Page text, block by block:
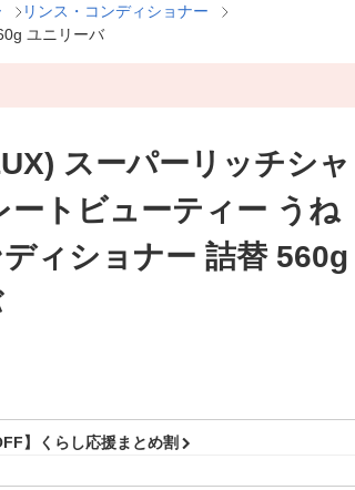
リンス・コンディショナー
ユニリーバ
スーパーリッチシャ
ートビューティー うね
ィショナー 詰替 560g
】くらし応援まとめ割